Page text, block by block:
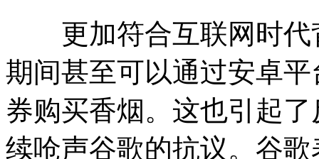
更加符合互联网时代
期间甚至可以通过安卓
券购买香烟。这也引起了
续呛声谷歌的抗议。谷